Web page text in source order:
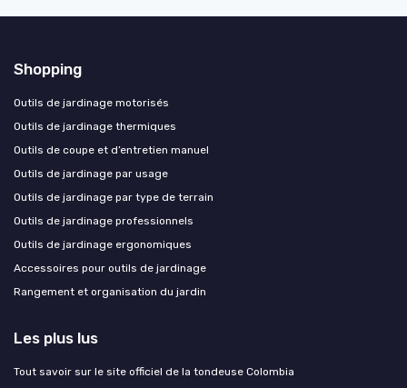
Shopping
Outils de jardinage motorisés
Outils de jardinage thermiques
Outils de coupe et d’entretien manuel
Outils de jardinage par usage
Outils de jardinage par type de terrain
Outils de jardinage professionnels
Outils de jardinage ergonomiques
Accessoires pour outils de jardinage
Rangement et organisation du jardin
Les plus lus
Tout savoir sur le site officiel de la tondeuse Colombia